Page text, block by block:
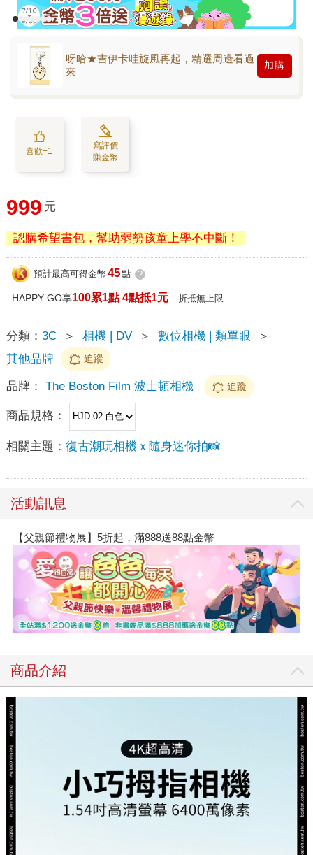
呀哈★吉伊卡哇旋風再起，精選周邊看過
來
加購
喜歡+1
寫評價
賺金幣
999 元
認購希望書包，幫助弱勢孩童上學不中斷！
預計最高可得金幣 45點 ?
HAPPY GO享100累1點 4點抵1元 折抵無上限
分類： 3C ＞ 相機 | DV ＞ 數位相機 | 類單眼
＞
其他品牌
追蹤
品牌： The Boston Film 波士頓相機 追蹤
商品規格：
相關主題： 復古潮玩相機ｘ隨身迷你拍📸
活動訊息
【父親節禮物展】5折起，滿888送88點金幣
商品介紹